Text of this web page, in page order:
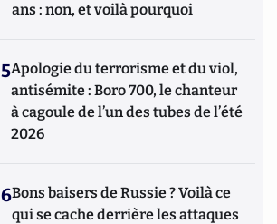
ans : non, et voilà pourquoi
5Apologie du terrorisme et du viol,
antisémite : Boro 700, le chanteur
à cagoule de l’un des tubes de l’été
2026
6Bons baisers de Russie ? Voilà ce
qui se cache derrière les attaques